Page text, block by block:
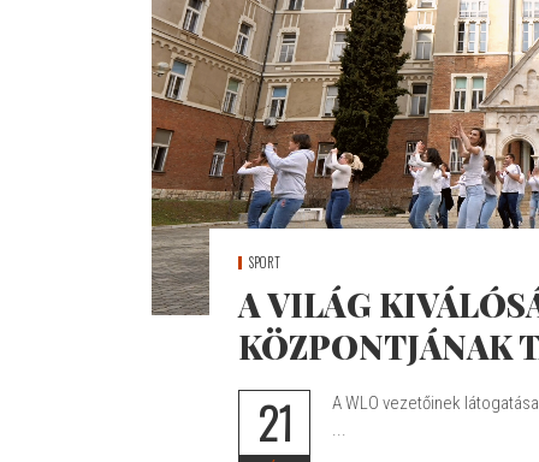
SPORT
A VILÁG
KÖZPONTJÁNAK
21
A WLO vezetőinek látogatása
...